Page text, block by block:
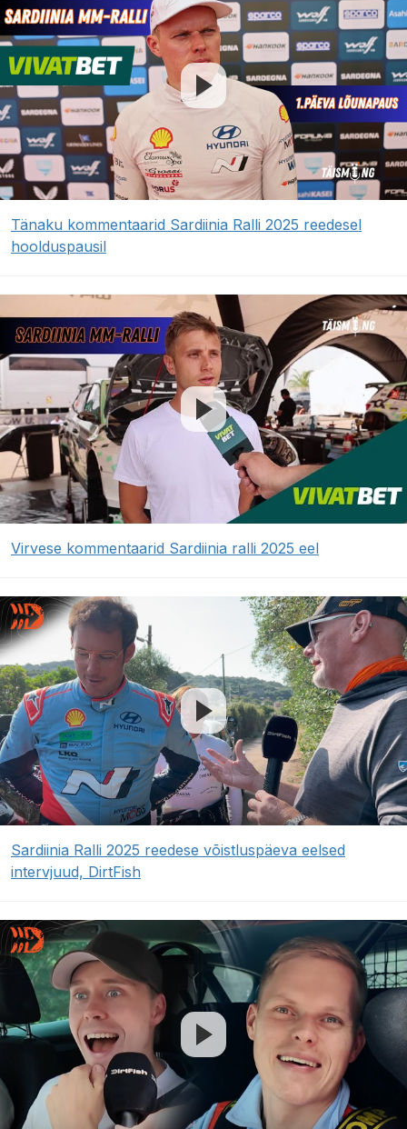
Tänaku kommentaarid Sardiinia Ralli 2025 reedesel
hoolduspausil
Virvese kommentaarid Sardiinia ralli 2025 eel
Sardiinia Ralli 2025 reedese võistluspäeva eelsed
intervjuud, DirtFish